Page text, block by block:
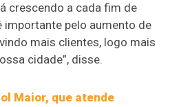
crescendo a cada fim de
importante pelo aumento de
mais clientes, logo mais
cidade”, disse.
Maior, que atende